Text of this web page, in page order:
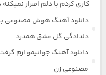
کاری کردم با دلم اصرار
دانلود آهنگ هوش مصنوعی
دلدادگی گل عشق همدرد
دانلود آهنگ جوانیمو ازم
مصنوعی زن